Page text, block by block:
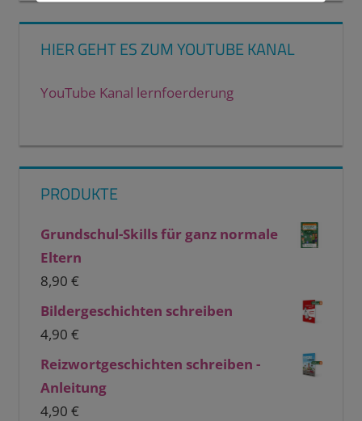
HIER GEHT ES ZUM YOUTUBE KANAL
YouTube Kanal lernfoerderung
PRODUKTE
Grundschul-Skills für ganz normale
Eltern
8,90 €
Bildergeschichten schreiben
4,90 €
Reizwortgeschichten schreiben -
Anleitung
4,90 €